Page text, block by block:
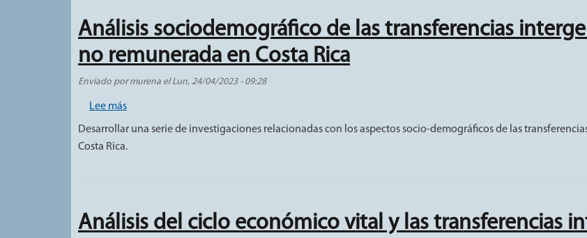
Análisis sociodemográfico de las transferencias
no remunerada en Costa Rica
Enviado pormurena elLun, 24/04/2023 - 09:28
Lee mássobre Análisis sociodemográfico de las transferencias intergeneracionales y la producción no
Desarrollar una serie de investigaciones relacionadas con los aspectos socio-demográficos de las
Costa Rica.
Análisis del ciclo económico vital y las transferencias